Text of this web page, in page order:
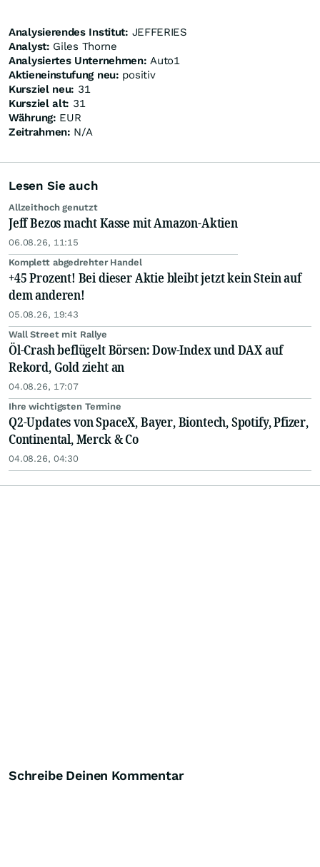
Analysierendes Institut: JEFFERIES
Analyst: Giles Thorne
Analysiertes Unternehmen: Auto1
Aktieneinstufung neu: positiv
Kursziel neu: 31
Kursziel alt: 31
Währung: EUR
Zeitrahmen: N/A
Lesen Sie auch
Allzeithoch genutzt
Jeff Bezos macht Kasse mit Amazon-Aktien
06.08.26, 11:15
Komplett abgedrehter Handel
+45 Prozent! Bei dieser Aktie bleibt jetzt kein Stein auf
dem anderen!
05.08.26, 19:43
Wall Street mit Rallye
Öl-Crash beflügelt Börsen: Dow-Index und DAX auf
Rekord, Gold zieht an
04.08.26, 17:07
Ihre wichtigsten Termine
Q2-Updates von SpaceX, Bayer, Biontech, Spotify, Pfizer,
Continental, Merck & Co
04.08.26, 04:30
Schreibe Deinen Kommentar